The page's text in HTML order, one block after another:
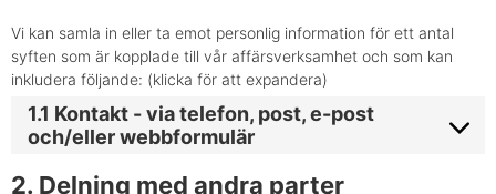
Vi kan samla in eller ta emot personlig information för ett antal
syften som är kopplade till vår affärsverksamhet och som kan
inkludera följande: (klicka för att expandera)
1.1 Kontakt - via telefon, post, e-post
och/eller webbformulär
2. Delning med andra parter